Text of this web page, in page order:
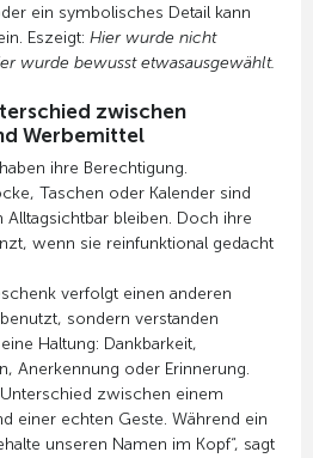
ein symbolisches Detail kann
Eszeigt: Hier wurde nicht
wurde bewusst etwasausgewählt.
zwischen
Werbemittel
ihre Berechtigung.
Taschen oder Kalender sind
bleiben. Doch ihre
wenn sie reinfunktional gedacht
verfolgt einen anderen
sondern verstanden
Haltung: Dankbarkeit,
Anerkennung oder Erinnerung.
zwischen einem
einer echten Geste. Während ein
unseren Namen im Kopf“, sagt